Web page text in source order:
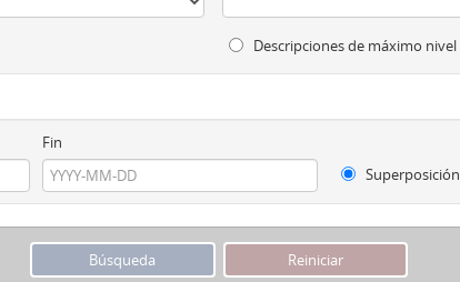
Descripciones de máximo nivel
Fin
Superposición